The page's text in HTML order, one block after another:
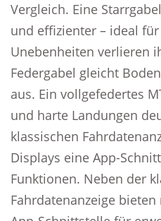
Vergleich. Eine
und effizienter – ideal
Unebenheiten verlieren
Federgabel gleicht
aus. Ein vollgefedertes
und harte Landungen
klassischen
Displays eine App-
Funktionen. Neben der
Fahrdatenanzeige